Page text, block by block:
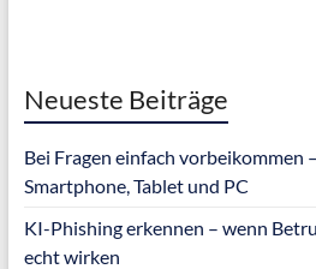
Neueste Beiträge
Bei Fragen einfach vorbeikommen
Smartphone, Tablet und PC
KI-Phishing erkennen – wenn
echt wirken